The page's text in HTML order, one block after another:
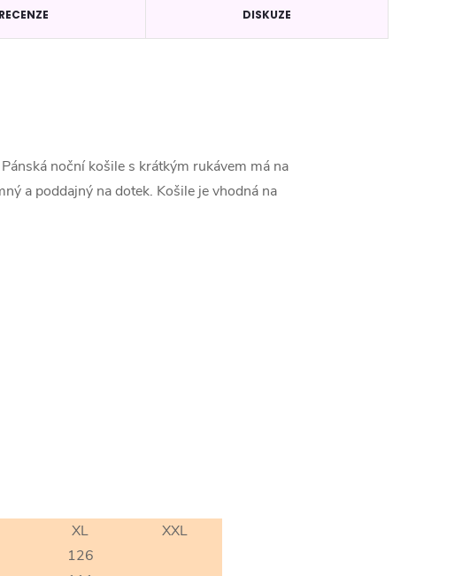
RECENZE DISKUZE
noční košile s krátkým rukávem má na
a poddajný na dotek. Košile je vhodná na
XL
XXL
126